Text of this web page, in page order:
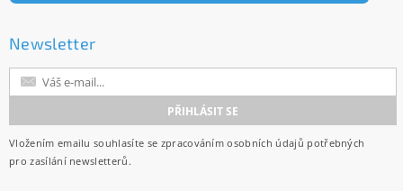
Newsletter
Vložením emailu souhlasíte se zpracováním osobních údajů potřebných
pro zasílání newsletterů.